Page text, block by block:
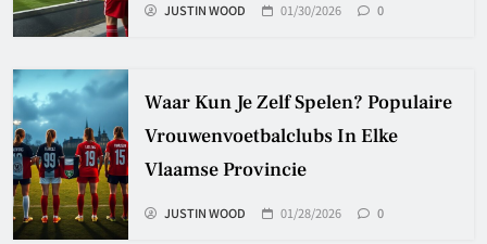
JUSTIN WOOD 01/30/2026 0
Waar Kun Je Zelf Spelen? Populaire
Vrouwenvoetbalclubs In Elke
Vlaamse Provincie
JUSTIN WOOD 01/28/2026 0